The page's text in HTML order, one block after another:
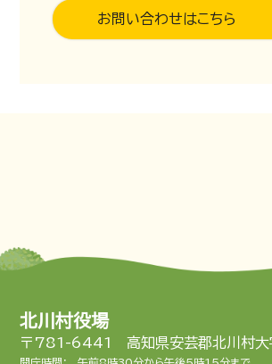
お問い合わせはこちら
北川村役場
〒781-6441 高知県安芸郡北川村